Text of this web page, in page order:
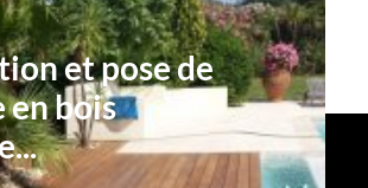
et pose de
en bois